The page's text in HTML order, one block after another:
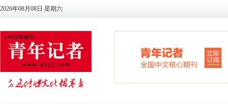
2026年08月08日 星期六